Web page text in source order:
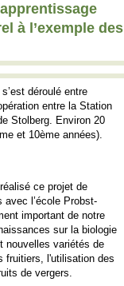
à l’exemple des
déroulé entre
entre la Station
Stolberg. Environ 20
et 10ème années).
ce projet de
l’école Probst-
important de notre
sur la biologie
nouvelles variétés de
fruitiers, l'utilisation des
de vergers.